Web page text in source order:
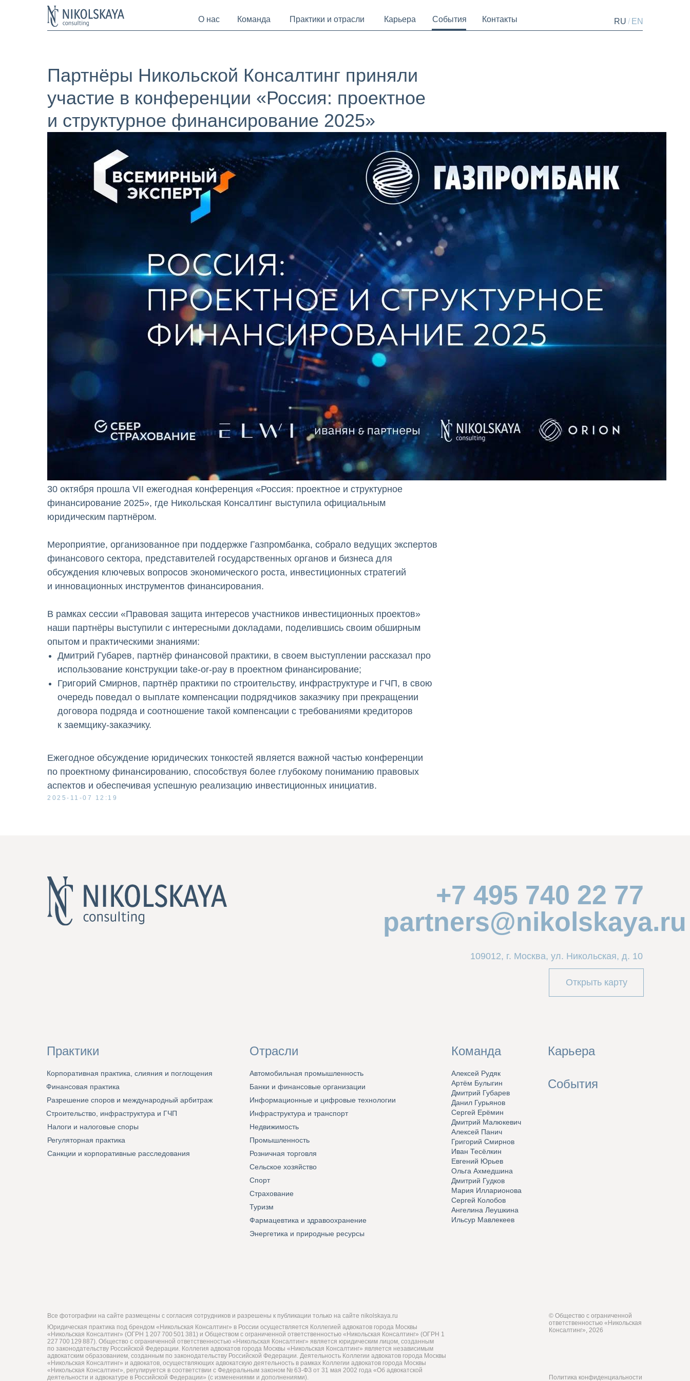
О нас Команда Практики и отрасли Карьера События Контакты RU / EN
Партнёры Никольской Консалтинг приняли
участие в конференции «Россия: проектное
и структурное финансирование 2025»
30 октября прошла VII ежегодная конференция «Россия: проектное и структурное
финансирование 2025», где Никольская Консалтинг выступила официальным
юридическим партнёром.
Мероприятие, организованное при поддержке Газпромбанка, собрало ведущих экспертов
финансового сектора, представителей государственных органов и бизнеса для
обсуждения ключевых вопросов экономического роста, инвестиционных стратегий
и инновационных инструментов финансирования.
В рамках сессии «Правовая защита интересов участников инвестиционных проектов»
наши партнёры выступили с интересными докладами, поделившись своим обширным
опытом и практическими знаниями:
Дмитрий Губарев, партнёр финансовой практики, в своем выступлении рассказал про
использование конструкции take-or-pay в проектном финансирование;
Григорий Смирнов, партнёр практики по строительству, инфраструктуре и ГЧП, в свою
очередь поведал о выплате компенсации подрядчиков заказчику при прекращении
договора подряда и соотношение такой компенсации с требованиями кредиторов
к заемщику-заказчику.
Ежегодное обсуждение юридических тонкостей является важной частью конференции
по проектному финансированию, способствуя более глубокому пониманию правовых
аспектов и обеспечивая успешную реализацию инвестиционных инициатив.
2025-11-07 12:19
Практики
Корпоративная практика, слияния и поглощения
Отрасли Команда Карьера
События
Все фотографии на сайте размещены с согласия сотрудников и разрешены к публикации только на сайте nikolskaya.ru
Юридическая практика под брендом «Никольская Консалтинг» в России осуществляется Коллегией адвокатов города Москвы
«Никольская Консалтинг» (ОГРН 1 207 700 501 381) и Обществом с ограниченной ответственностью «Никольская Консалтинг» (ОГРН 1
227 700 129 887). Общество с ограниченной ответственностью «Никольская Консалтинг» является юридическим лицом, созданным
по законодательству Российской Федерации. Коллегия адвокатов города Москвы «Никольская Консалтинг» является независимым
адвокатским образованием, созданным по законодательству Российской Федерации. Деятельность Коллегии адвокатов города Москвы
«Никольская Консалтинг» и адвокатов, осуществляющих адвокатскую деятельность в рамках Коллегии адвокатов города Москвы
«Никольская Консалтинг», регулируется в соответствии с Федеральным законом № 63-ФЗ от 31 мая 2002 года «Об адвокатской
деятельности и адвокатуре в Российской Федерации» (с изменениями и дополнениями).
© Общество с ограниченной
ответственностью «Никольская
Консалтинг», 2026
Политика конфиденциальности
+7 495 740 22 77
partners@nikolskaya.ru
109012, г. Москва, ул. Никольская, д. 10
Открыть карту
Финансовая практика
Строительство, инфраструктура и ГЧП
Налоги и налоговые споры
Санкции и корпоративные расследования
Разрешение споров и международный арбитраж
Регуляторная практика
Энергетика и природные ресурсы
Инфраструктура и транспорт
Банки и финансовые организации
Промышленность
Фармацевтика и здравоохранение
Информационные и цифровые технологии
Спорт
Сельское хозяйство
Розничная торговля
Туризм
Автомобильная промышленность
Страхование
Недвижимость
Алексей Рудяк
Артём Булыгин
Дмитрий Губарев
Данил Гурьянов
Сергей Ерёмин
Дмитрий Малюкевич
Алексей Панич
Григорий Смирнов
Иван Тесёлкин
Евгений Юрьев
Ольга Ахмедшина
Дмитрий Гудков
Мария Илларионова
Сергей Колобов
Ангелина Леушкина
Ильсур Мавлекеев